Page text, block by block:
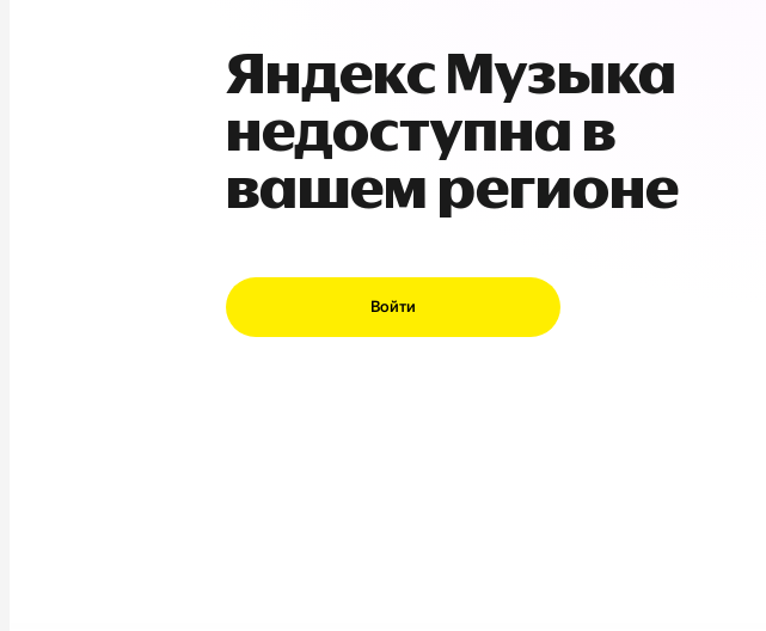
Яндекс Музыка
недоступна в
вашем регионе
Войти